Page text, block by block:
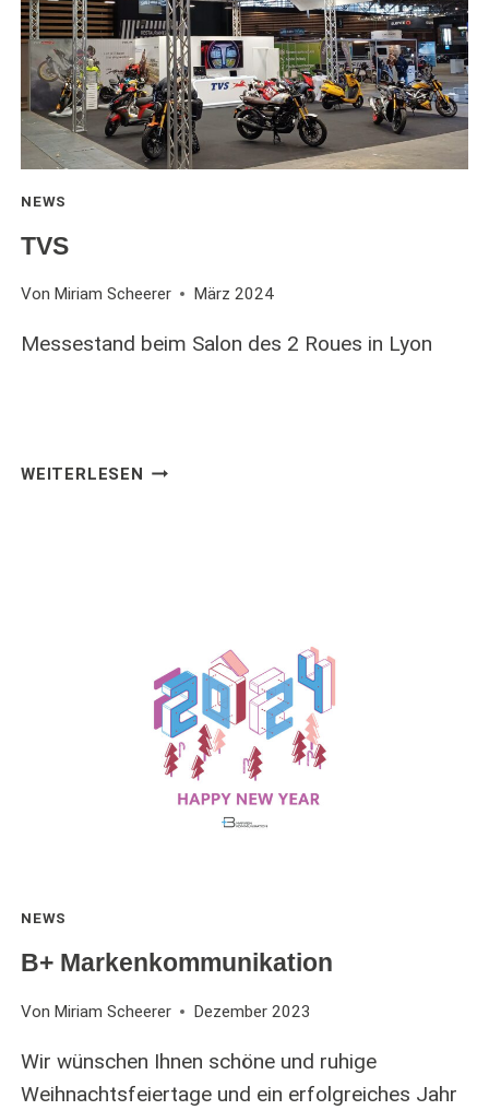
NEWS
TVS
Von Miriam Scheerer März 2024
Messestand beim Salon des 2 Roues in Lyon
WEITERLESEN TVS
NEWS
B+ Markenkommunikation
Von Miriam Scheerer Dezember 2023
Wir wünschen Ihnen schöne und ruhige
Weihnachtsfeiertage und ein erfolgreiches Jahr